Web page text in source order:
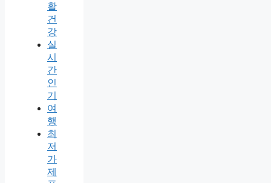
활
건
강
실
시
간
인
기
여
행
최
저
가
제